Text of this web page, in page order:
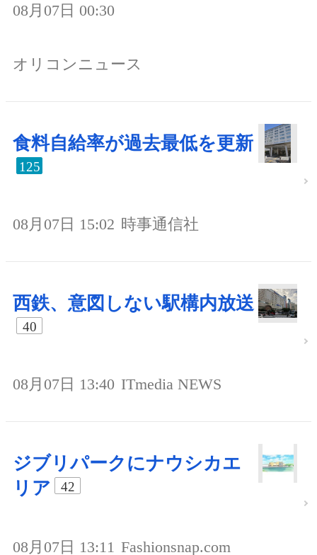
08月07日 00:30
オリコンニュース
食料自給率が過去最低を更新
125
08月07日 15:02 時事通信社
西鉄、意図しない駅構内放送
40
08月07日 13:40 ITmedia NEWS
ジブリパークにナウシカエ
リア
42
08月07日 13:11 Fashionsnap.com